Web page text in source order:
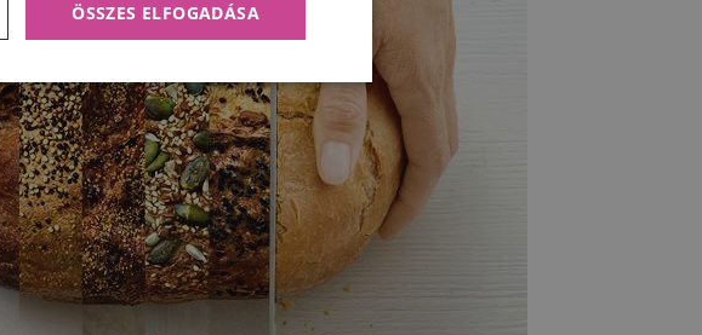
ÖSSZES ELFOGADÁSA